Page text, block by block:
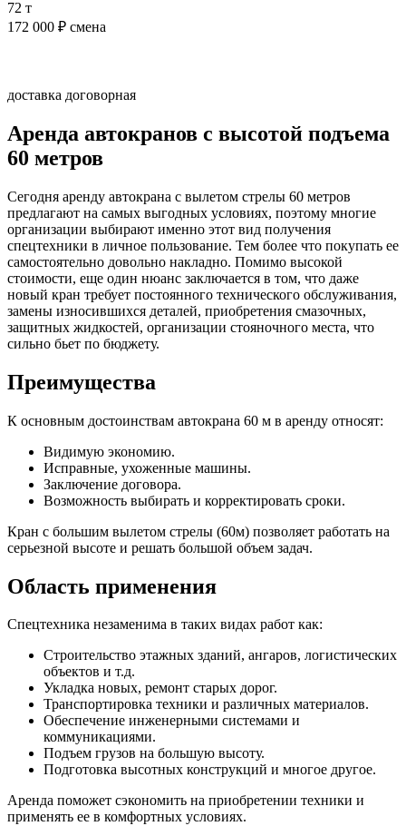
72 т
172 000 ₽ смена
доставка договорная
Аренда автокранов с высотой подъема
60 метров
Сегодня аренду автокрана с вылетом стрелы 60 метров
предлагают на самых выгодных условиях, поэтому многие
организации выбирают именно этот вид получения
спецтехники в личное пользование. Тем более что покупать ее
самостоятельно довольно накладно. Помимо высокой
стоимости, еще один нюанс заключается в том, что даже
новый кран требует постоянного технического обслуживания,
замены износившихся деталей, приобретения смазочных,
защитных жидкостей, организации стояночного места, что
сильно бьет по бюджету.
Преимущества
К основным достоинствам автокрана 60 м в аренду относят:
Видимую экономию.
Исправные, ухоженные машины.
Заключение договора.
Возможность выбирать и корректировать сроки.
Кран с большим вылетом стрелы (60м) позволяет работать на
серьезной высоте и решать большой объем задач.
Область применения
Спецтехника незаменима в таких видах работ как:
Строительство этажных зданий, ангаров, логистических
объектов и т.д.
Укладка новых, ремонт старых дорог.
Транспортировка техники и различных материалов.
Обеспечение инженерными системами и
коммуникациями.
Подъем грузов на большую высоту.
Подготовка высотных конструкций и многое другое.
Аренда поможет сэкономить на приобретении техники и
применять ее в комфортных условиях.